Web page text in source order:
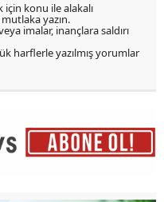
konu ile alakalı
yazın.
imalar, inançlara saldırı
harflerle yazılmış yorumlar